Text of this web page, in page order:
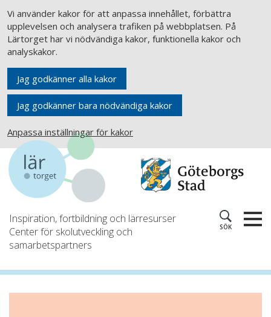
Vi använder kakor för att anpassa innehållet, förbättra
upplevelsen och analysera trafiken på webbplatsen. På
Lärtorget har vi nödvändiga kakor, funktionella kakor och
analyskakor.
Jag godkänner alla kakor
Jag godkänner bara nödvändiga kakor
Anpassa inställningar för kakor
Inspiration, fortbildning och lärresurser
Center för skolutveckling och
samarbetspartners
SÖK